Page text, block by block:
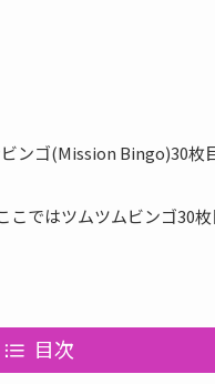
ンゴ(Mission Bingo)30枚
ではツムツムビンゴ30
目次